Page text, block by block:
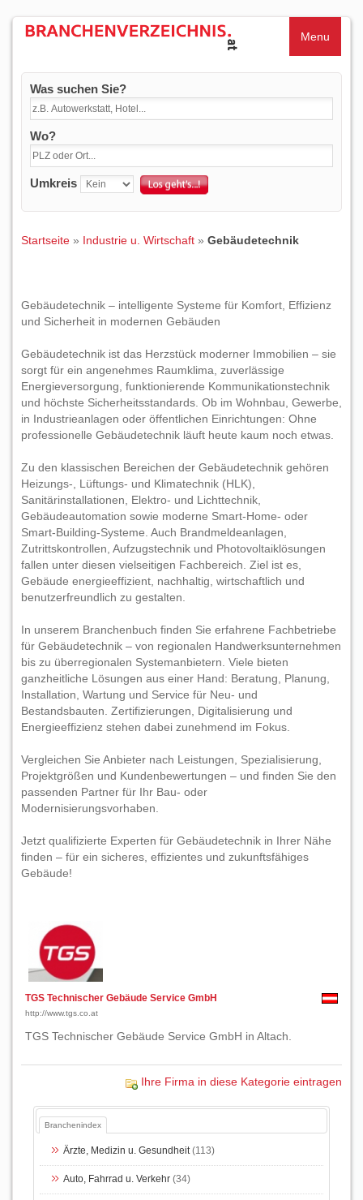
Menu
Was suchen Sie?
Wo?
Umkreis
Startseite » Industrie u. Wirtschaft » Gebäudetechnik
Gebäudetechnik – intelligente Systeme für Komfort, Effizienz
und Sicherheit in modernen Gebäuden
Gebäudetechnik ist das Herzstück moderner Immobilien – sie
sorgt für ein angenehmes Raumklima, zuverlässige
Energieversorgung, funktionierende Kommunikationstechnik
und höchste Sicherheitsstandards. Ob im Wohnbau, Gewerbe,
in Industrieanlagen oder öffentlichen Einrichtungen: Ohne
professionelle Gebäudetechnik läuft heute kaum noch etwas.
Zu den klassischen Bereichen der Gebäudetechnik gehören
Heizungs-, Lüftungs- und Klimatechnik (HLK),
Sanitärinstallationen, Elektro- und Lichttechnik,
Gebäudeautomation sowie moderne Smart-Home- oder
Smart-Building-Systeme. Auch Brandmeldeanlagen,
Zutrittskontrollen, Aufzugstechnik und Photovoltaiklösungen
fallen unter diesen vielseitigen Fachbereich. Ziel ist es,
Gebäude energieeffizient, nachhaltig, wirtschaftlich und
benutzerfreundlich zu gestalten.
In unserem Branchenbuch finden Sie erfahrene Fachbetriebe
für Gebäudetechnik – von regionalen Handwerksunternehmen
bis zu überregionalen Systemanbietern. Viele bieten
ganzheitliche Lösungen aus einer Hand: Beratung, Planung,
Installation, Wartung und Service für Neu- und
Bestandsbauten. Zertifizierungen, Digitalisierung und
Energieeffizienz stehen dabei zunehmend im Fokus.
Vergleichen Sie Anbieter nach Leistungen, Spezialisierung,
Projektgrößen und Kundenbewertungen – und finden Sie den
passenden Partner für Ihr Bau- oder
Modernisierungsvorhaben.
Jetzt qualifizierte Experten für Gebäudetechnik in Ihrer Nähe
finden – für ein sicheres, effizientes und zukunftsfähiges
Gebäude!
TGS Technischer Gebäude Service GmbH
http://www.tgs.co.at
TGS Technischer Gebäude Service GmbH in Altach.
Ihre Firma in diese Kategorie eintragen
Branchenindex
Ärzte, Medizin u. Gesundheit(113)
Auto, Fahrrad u. Verkehr (34)